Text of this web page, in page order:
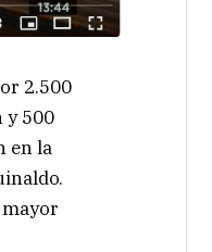
2.500
y 500
en la